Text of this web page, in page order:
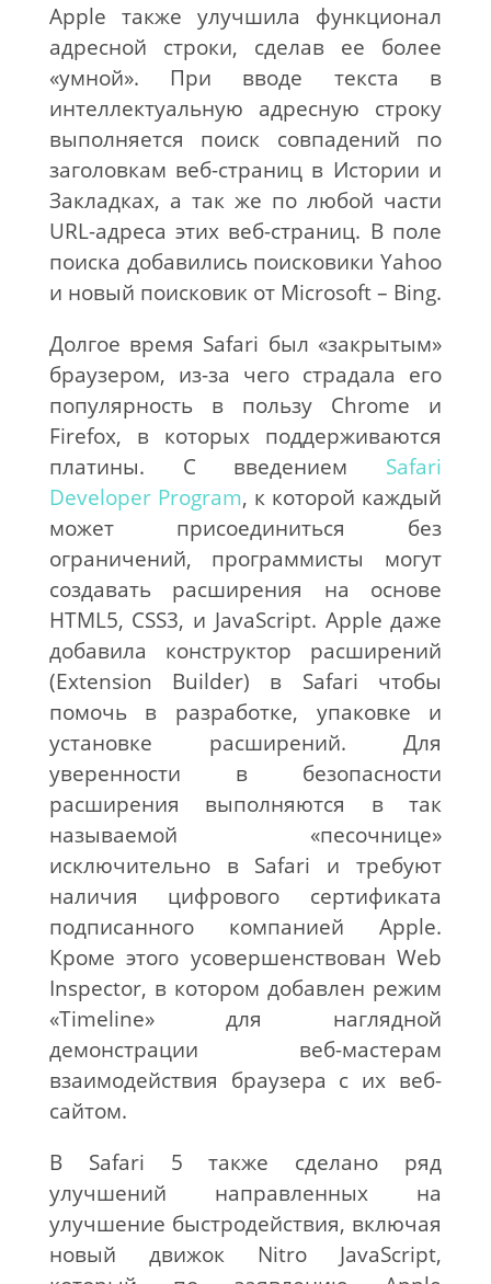
Apple также улучшила функционал
адресной строки, сделав ее более
«умной». При вводе текста в
интеллектуальную адресную строку
выполняется поиск совпадений по
заголовкам веб-страниц в Истории и
Закладках, а так же по любой части
URL-адреса этих веб-страниц. В поле
поиска добавились поисковики Yahoo
и новый поисковик от Microsoft – Bing.
Долгое время Safari был «закрытым»
браузером, из-за чего страдала его
популярность в пользу Chrome и
Firefox, в которых поддерживаются
платины. С введением Safari
Developer Program, к которой каждый
может присоединиться без
ограничений, программисты могут
создавать расширения на основе
HTML5, CSS3, и JavaScript. Apple даже
добавила конструктор расширений
(Extension Builder) в Safari чтобы
помочь в разработке, упаковке и
установке расширений. Для
уверенности в безопасности
расширения выполняются в так
называемой «песочнице»
исключительно в Safari и требуют
наличия цифрового сертификата
подписанного компанией Apple.
Кроме этого усовершенствован Web
Inspector, в котором добавлен режим
«Timeline» для наглядной
демонстрации веб-мастерам
взаимодействия браузера с их веб-
сайтом.
В Safari 5 также сделано ряд
улучшений направленных на
улучшение быстродействия, включая
новый движок Nitro JavaScript,